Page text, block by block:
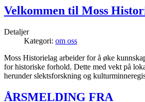
Velkommen til Moss
Detaljer
Kategori: om oss
Moss Historielag arbeider for å øke
for historiske forhold. Dette med vekt på
herunder slektsforskning og
ÅRSMELDING FRA